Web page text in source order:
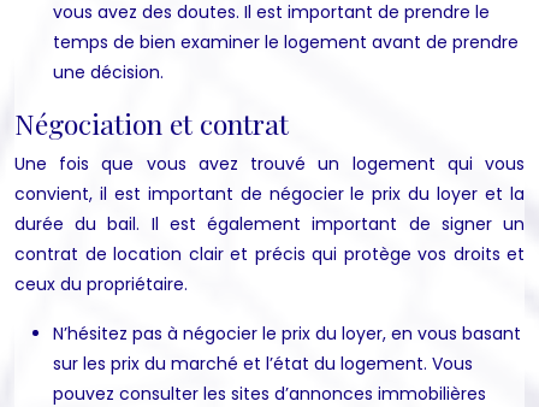
vous avez des doutes. Il est important de prendre le
temps de bien examiner le logement avant de prendre
une décision.
Négociation et contrat
Une fois que vous avez trouvé un logement qui vous
convient, il est important de négocier le prix du loyer et la
durée du bail. Il est également important de signer un
contrat de location clair et précis qui protège vos droits et
ceux du propriétaire.
N’hésitez pas à négocier le prix du loyer, en vous basant
sur les prix du marché et l’état du logement. Vous
pouvez consulter les sites d’annonces immobilières